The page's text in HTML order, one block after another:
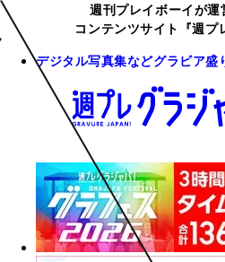
週刊プレイボーイが運
コンテンツサイト『週プ
デジタル写真集などグラビア盛